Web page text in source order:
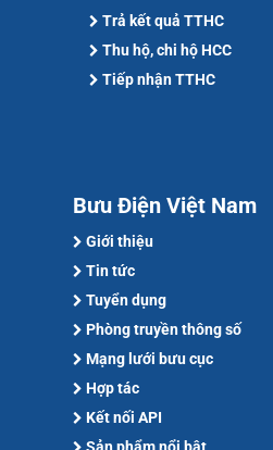
Trả kết quả TTHC
Thu hộ, chi hộ HCC
Tiếp nhận TTHC
Bưu Điện Việt Nam
Giới thiệu
Tin tức
Tuyển dụng
Phòng truyền thông số
Mạng lưới bưu cục
Hợp tác
Kết nối API